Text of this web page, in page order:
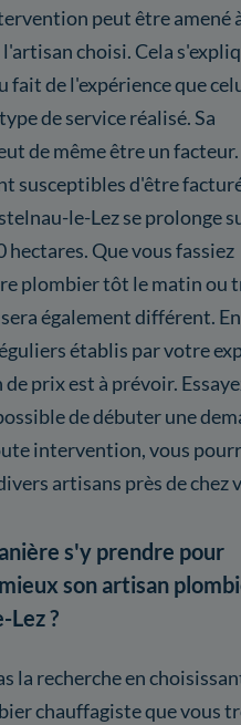
peut être amené
choisi. Cela
fait de l'expérience que
de service réalisé. Sa
de même être un facteur.
susceptibles d'être
le-Lez se prolonge
hectares. Que vous fassiez
plombier tôt le matin ou
également différent.
établis par votre
prix est à prévoir.
de débuter une
intervention, vous
artisans près de chez
s'y prendre pour
son artisan
Lez ?
la recherche en
chauffagiste que vous